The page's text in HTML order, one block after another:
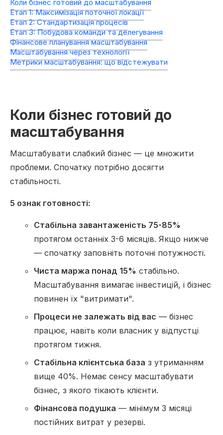
Коли бізнес готовий до масштабування
Етап 1: Максимізація поточної локації
Етап 2: Стандартизація процесів
Етап 3: Побудова команди та делегування
Фінансове планування масштабування
Масштабування через технології
Метрики масштабування: що відстежувати
Коли бізнес готовий до
масштабування
Масштабувати слабкий бізнес — це множити
проблеми. Спочатку потрібно досягти
стабільності.
5 ознак готовності:
Стабільна завантаженість 75-85%
протягом останніх 3-6 місяців. Якщо нижче
— спочатку заповніть поточні потужності.
Чиста маржа понад 15% стабільно.
Масштабування вимагає інвестицій, і бізнес
повинен їх "витримати".
Процеси не залежать від вас — бізнес
працює, навіть коли власник у відпустці
протягом тижня.
Стабільна клієнтська база з утриманням
вище 40%. Немає сенсу масштабувати
бізнес, з якого тікають клієнти.
Фінансова подушка — мінімум 3 місяці
постійних витрат у резерві.